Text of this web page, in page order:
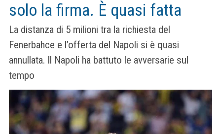
solo la firma. È quasi fatta
La distanza di 5 milioni tra la richiesta del
Fenerbahce e l’offerta del Napoli si è quasi
annullata. Il Napoli ha battuto le avversarie sul
tempo